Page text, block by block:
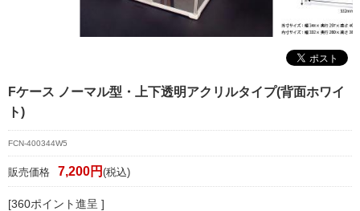
Fケース ノーマル型・上下透明アクリルタイプ(背面ホワイ
ト)
FCN-400344W5
販売価格 7,200円 (税込)
[360ポイント進呈 ]